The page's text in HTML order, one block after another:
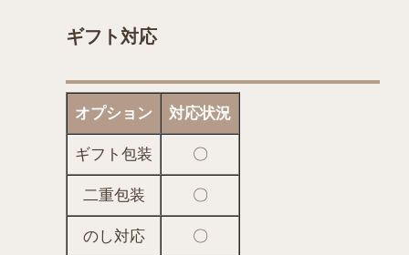
ン
ギフト対応
オプション 対応状況
ギフト包装 〇
二重包装 〇
のし対応 〇